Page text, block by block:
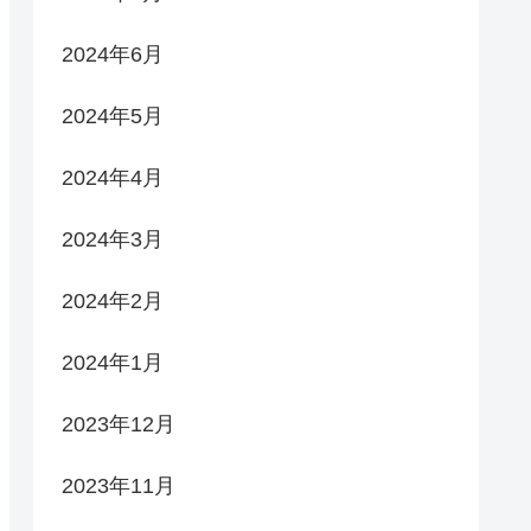
2024年6月
2024年5月
2024年4月
2024年3月
2024年2月
2024年1月
2023年12月
2023年11月